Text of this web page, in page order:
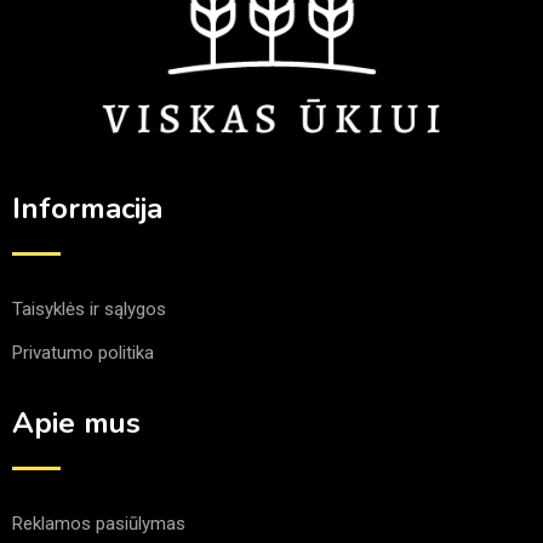
Informacija
Taisyklės ir sąlygos
Privatumo politika
Apie mus
Reklamos pasiūlymas